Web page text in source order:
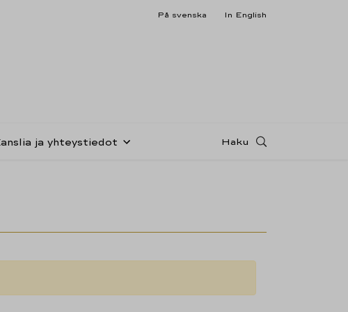
På svenska In English
ja yhteystiedot Haku